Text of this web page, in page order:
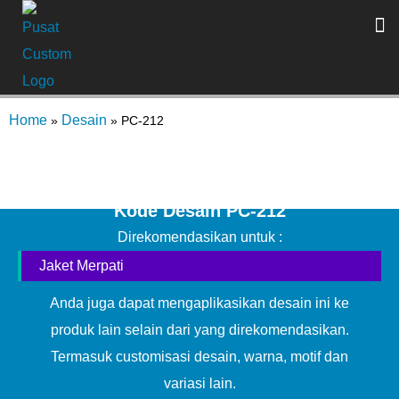
Home » Desain » PC-212
Kode Desain PC-212
Direkomendasikan untuk :
Jaket Merpati
Anda juga dapat mengaplikasikan desain ini ke
produk lain selain dari yang direkomendasikan.
Termasuk customisasi desain, warna, motif dan
variasi lain.